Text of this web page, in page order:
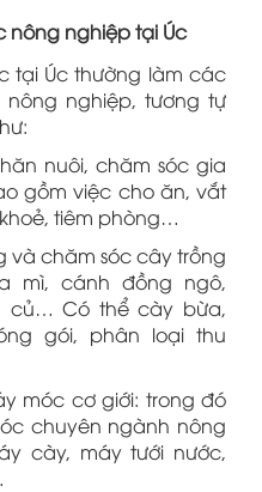
nông nghiệp tại Úc
tại Úc thường làm các
nghiệp, tương tự
nuôi, chăm sóc gia
gồm việc cho ăn, vắt
tiêm phòng…
và chăm sóc cây trồng
mì, cánh đồng ngô,
củ… Có thể cày bừa,
gói, phân loại thu
móc cơ giới: trong đó
chuyên ngành nông
cày, máy tưới nước,